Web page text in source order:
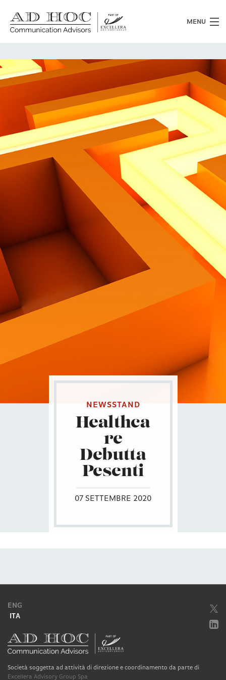
MENU
Chi siamo
Cosa facciamo
News
Clienti
Heritage
Lavora con noi
Eng
NEWSSTAND
Healthca
re
Debutta
Pesenti
07 SETTEMBRE 2020
ENG
ITA
Società soggetta ad attività di direzione e coordinamento da parte di
Excellera Advisory Group Spa